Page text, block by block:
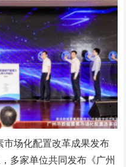
场化配置改革成果发布
多家单位共同发布《广州